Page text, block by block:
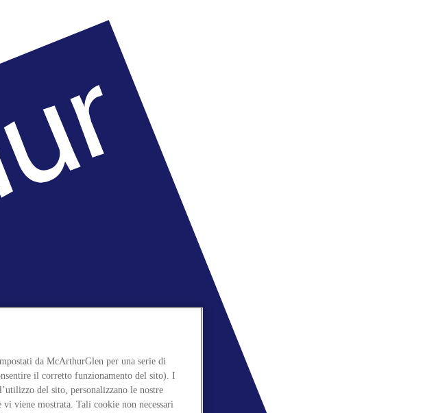
da McArthurGlen per una serie di
il corretto funzionamento del sito). I
del sito, personalizzano le nostre
viene mostrata. Tali cookie non necessari